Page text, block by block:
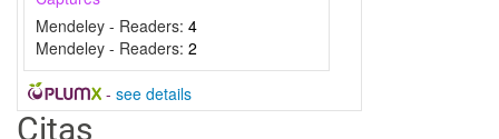
Mendeley - Readers: 4
Mendeley - Readers: 2
- see details
Citas